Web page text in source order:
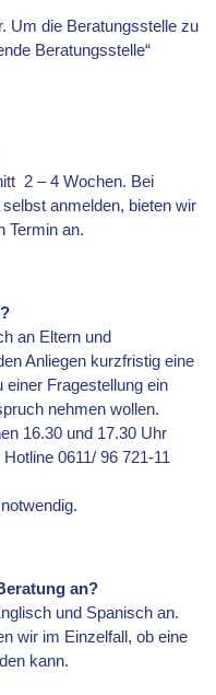
Um die Beratungsstelle zu
Beratungsstelle“
2 – 4 Wochen. Bei
anmelden, bieten wir
Termin an.
an Eltern und
Anliegen kurzfristig eine
einer Fragestellung ein
nehmen wollen.
16.30 und 17.30 Uhr
0611/ 96 721-11
an?
und Spanisch an.
wir im Einzelfall, ob eine
kann.